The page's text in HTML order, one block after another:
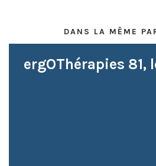
DANS LA MÊME
ergOThérapies 81,